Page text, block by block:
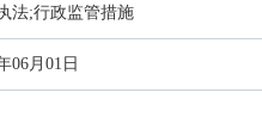
法;行政监管措施
06月01日